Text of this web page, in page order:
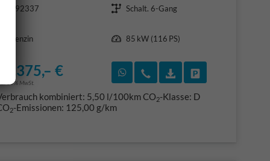
192337
Schalt. 6-Gang
Benzin
85 kW (116 PS)
22.375,– €
incl. 19% MwSt.
Rückruf vereinbaren
Wir rufen Sie an
Fahrzeugexposé
kombiniert: 5,50 l/100kmCO2-Klasse: D
2-Emissionen: 125,00 g/km